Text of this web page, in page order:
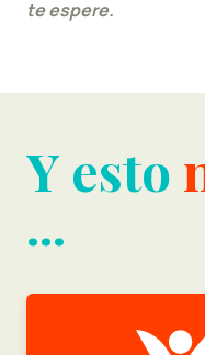
te espere.
Y esto
...